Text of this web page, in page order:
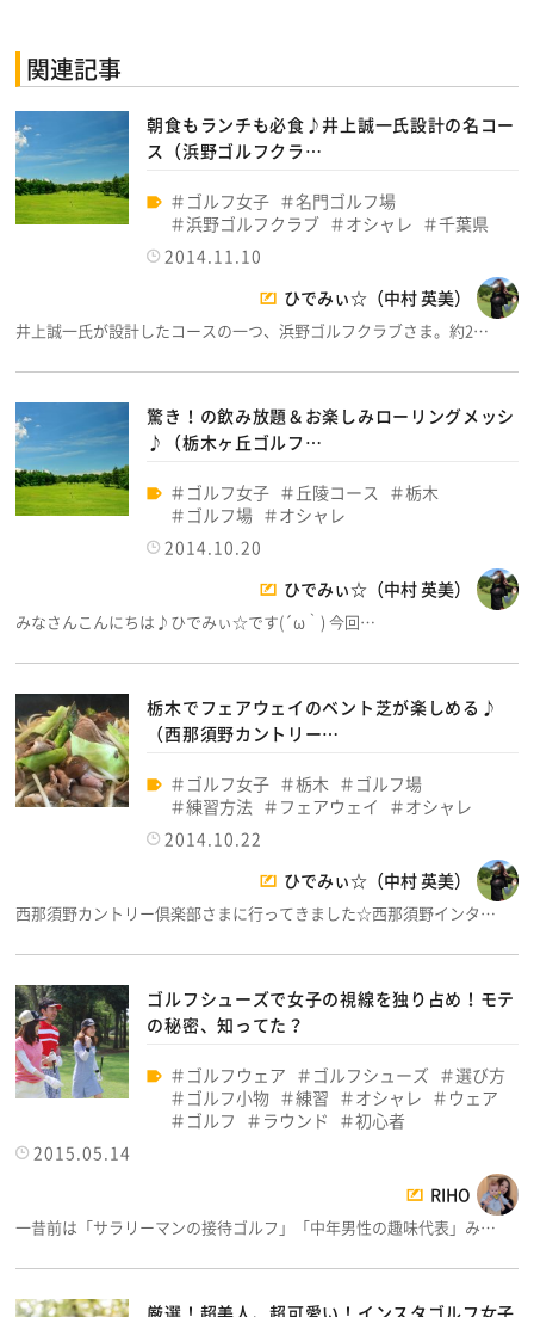
関連記事
朝食もランチも必食♪井上誠一氏設計の名コー
ス（浜野ゴルフクラ…
ゴルフ女子
名門ゴルフ場
浜野ゴルフクラブ
オシャレ
千葉県
2014.11.10
ひでみぃ☆（中村 英美）
井上誠一氏が設計したコースの一つ、浜野ゴルフクラブさま。約2…
驚き！の飲み放題＆お楽しみローリングメッシ
♪（栃木ヶ丘ゴルフ…
ゴルフ女子 丘陵コース
栃木
ゴルフ場
オシャレ
2014.10.20
ひでみぃ☆（中村 英美）
みなさんこんにちは♪ひでみぃ☆です(´ω｀) 今回…
栃木でフェアウェイのベント芝が楽しめる♪
（西那須野カントリー…
ゴルフ女子 栃木
ゴルフ場
練習方法
フェアウェイ
オシャレ
2014.10.22
ひでみぃ☆（中村 英美）
西那須野カントリー倶楽部さまに行ってきました☆西那須野インタ…
ゴルフシューズで女子の視線を独り占め！モテ
の秘密、知ってた？
ゴルフウェア ゴルフシューズ
選び方
ゴルフ小物
練習 オシャレ
ウェア
ゴルフ
ラウンド
初心者
2015.05.14
RIHO
一昔前は「サラリーマンの接待ゴルフ」「中年男性の趣味代表」み…
厳選！超美人、超可愛い！インスタゴルフ女子